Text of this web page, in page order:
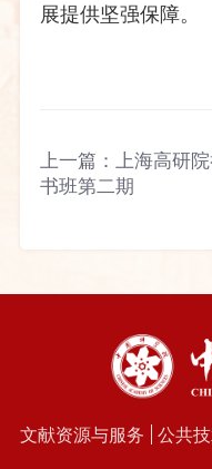
展提供坚强保障。
上一篇：
上海高研
书班第二期
文献资源与服务 公共